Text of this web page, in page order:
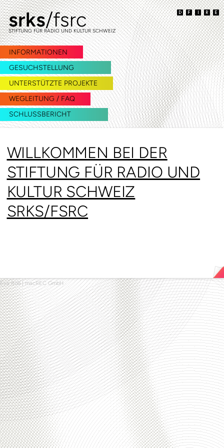
zur
Navigation
springen
zum
Inhalt
springen
srks/fsrc
STIFTUNG FÜR RADIO UND KULTUR SCHWEIZ
INFORMATIONEN
GESUCHSTELLUNG
UNTERSTÜTZTE PROJEKTE
WEGLEITUNG / FAQ
SCHLUSSBERICHT
WILLKOMMEN BEI DER
STIFTUNG FÜR RADIO UND
KULTUR SCHWEIZ
SRKS/FSRC
Eva Rolli|macREC GmbH